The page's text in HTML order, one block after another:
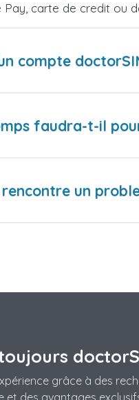
Pay, carte de credit ou
compte
faudra-t-il
un
grâce à des